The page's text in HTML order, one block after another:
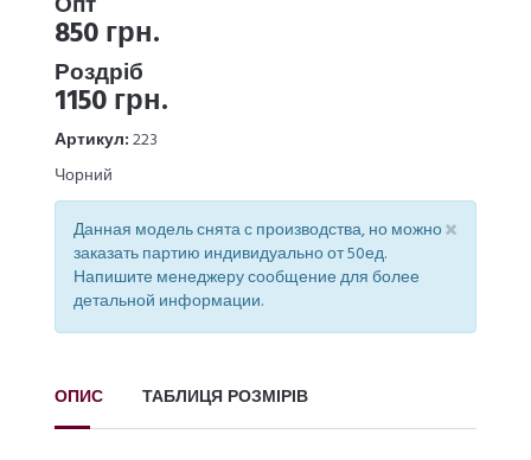
850 грн.
Роздріб
1150 грн.
Артикул:223
Чорний
×
Данная модель снята с производства, но можно
заказать партию индивидуально от 50ед.
Напишите менеджеру сообщение для более
детальной информации.
ОПИС ТАБЛИЦЯ РОЗМІРІВ